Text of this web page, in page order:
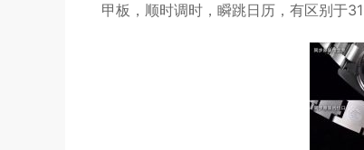
甲板，顺时调时，瞬跳日历，有区别于